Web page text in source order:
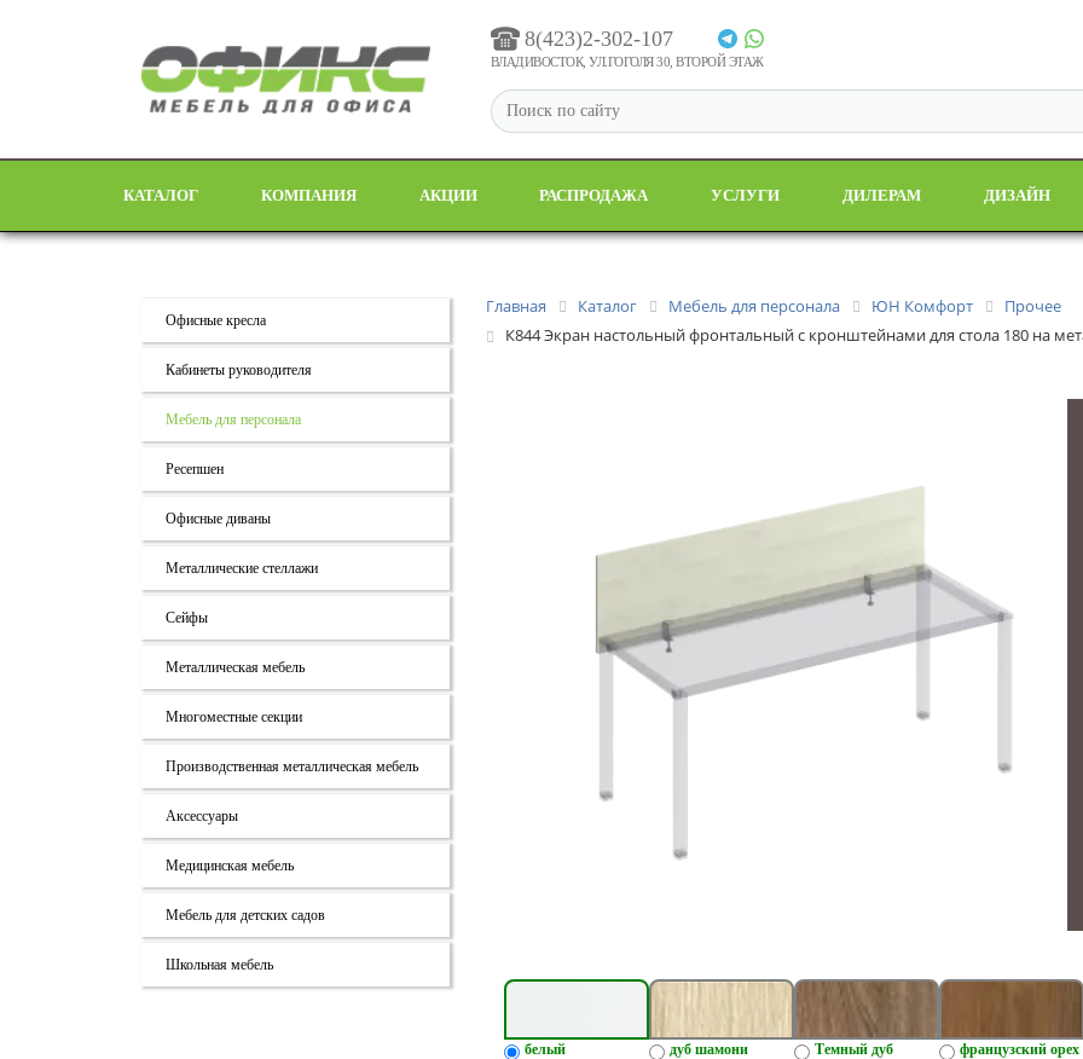
8(423)2-302-107
ВЛАДИВОСТОК, УЛ.ГОГОЛЯ 30, ВТОРОЙ ЭТАЖ
КАТАЛОГ КОМПАНИЯ АКЦИИ РАСПРОДАЖА УСЛУГИ ДИЛЕРАМ ДИЗАЙН
Офисные кресла
Кабинеты руководителя
Мебель для персонала
Ресепшен
Офисные диваны
Металлические стеллажи
Сейфы
Металлическая мебель
Многоместные секции
Производственная металлическая мебель
Аксессуары
Медицинская мебель
Мебель для детских садов
Школьная мебель
Главная Каталог Мебель для персонала ЮН Комфорт
Прочее
К844 Экран настольный фронтальный с кронштейнами для стола 180 на
белый дуб шамони
Темный дуб
французский орех